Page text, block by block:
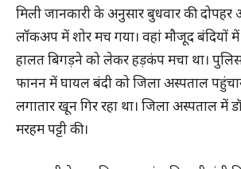
मिली जानकारी के अनुसार बुधवार की
लॉकअप में शोर मच गया। वहां मौजूद बंदियों
हालत बिगड़ने को लेकर हड़कंप मचा था।
फानन में घायल बंदी को जिला अस्पताल
लगातार खून गिर रहा था। जिला अस्पताल में
मरहम पट्टी की।